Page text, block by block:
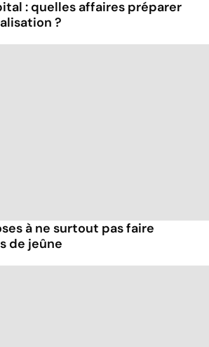
: quelles affaires préparer
?
à ne surtout pas faire
de jeûne